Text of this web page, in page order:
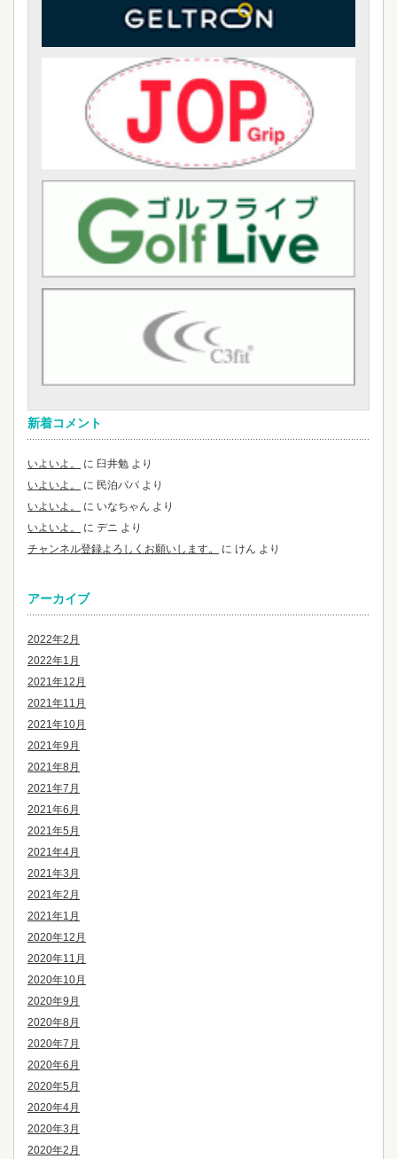
新着コメント
いよいよ。 に 臼井勉 より
いよいよ。
に 民泊パパ より
いよいよ。
に いなちゃん より
いよいよ。
に デニ より
チャンネル登録よろしくお願いします。
に けん より
アーカイブ
2022年2月
2022年1月
2021年12月
2021年11月
2021年10月
2021年9月
2021年8月
2021年7月
2021年6月
2021年5月
2021年4月
2021年3月
2021年2月
2021年1月
2020年12月
2020年11月
2020年10月
2020年9月
2020年8月
2020年7月
2020年6月
2020年5月
2020年4月
2020年3月
2020年2月